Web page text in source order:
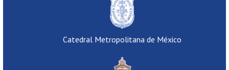
Catedral Metropolitana de México